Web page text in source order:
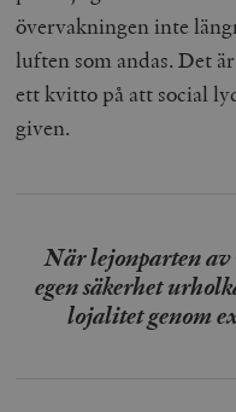
övervakningen inte
luften som andas. Det
ett kvitto på att social
given.
När lejonparten av
egen säkerhet
lojalitet genom